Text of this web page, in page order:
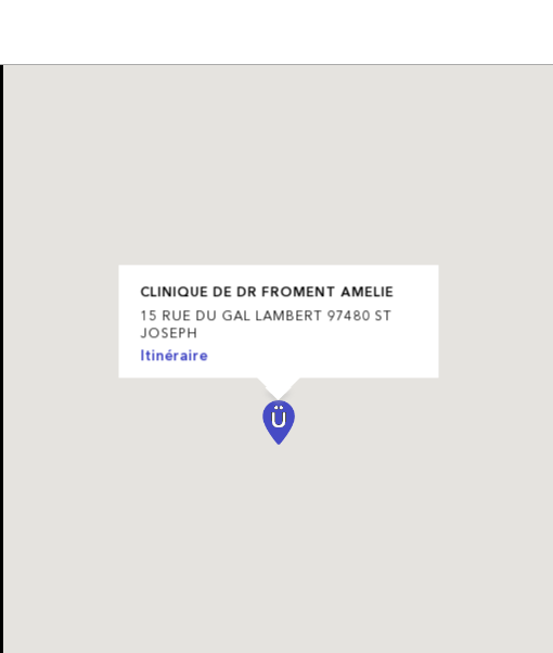
CLINIQUE DE DR FROMENT AMELIE
15 RUE DU GAL LAMBERT 97480 ST
JOSEPH
Itinéraire